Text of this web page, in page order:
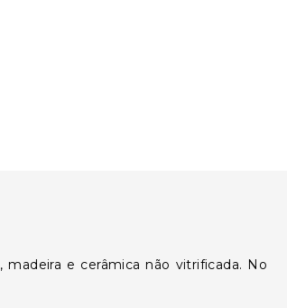
e cerâmica não vitrificada. No